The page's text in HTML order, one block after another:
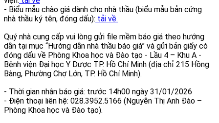
- Biểu mẫu chào giá dành cho nhà thầu (biểu mẫu bản cứng
nhà thầu ký tên, đóng dấu): tải về.
Quý nhà cung cấp vui lòng gửi file mềm báo giá theo hướng
dẫn tại mục “Hướng dẫn nhà thầu báo giá” và gửi bản giấy có
đóng dấu về Phòng Khoa học và Đào tạo - Lầu 4 – Khu A -
Bệnh viện Đại học Y Dược TP. Hồ Chí Minh (địa chỉ 215 Hồng
Bàng, Phường Chợ Lớn, TP. Hồ Chí Minh).
- Thời gian nhận báo giá: trước 14h00 ngày 31/01/2026
- Điện thoại liên hệ: 028.3952.5166 (Nguyễn Thị Anh Đào –
Phòng Khoa học và Đào tạo).